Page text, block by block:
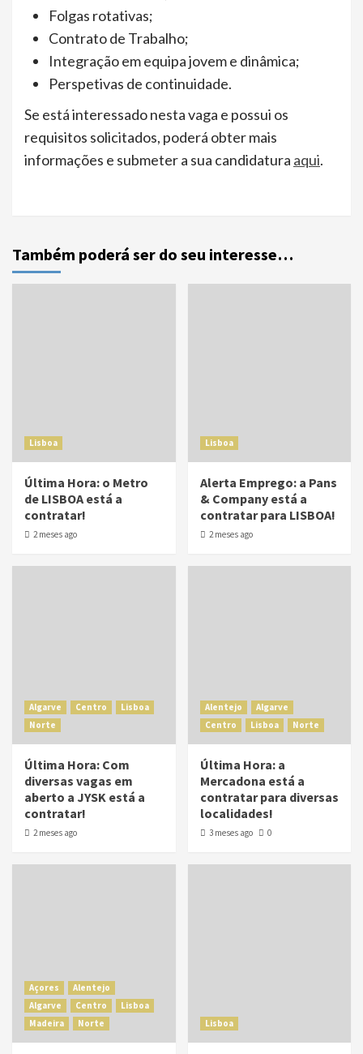
Folgas rotativas;
Contrato de Trabalho;
Integração em equipa jovem e dinâmica;
Perspetivas de continuidade.
Se está interessado nesta vaga e possui os
requisitos solicitados, poderá obter mais
informações e submeter a sua candidatura aqui.
Também poderá ser do seu interesse…
Lisboa
Última Hora: o Metro
de LISBOA está a
contratar!
2 meses ago
Lisboa
Alerta Emprego: a Pans
& Company está a
contratar para LISBOA!
2 meses ago
Algarve Centro
Lisboa
Norte
Última Hora: Com
diversas vagas em
aberto a JYSK está a
contratar!
2 meses ago
Alentejo
Algarve
Centro
Lisboa Norte
Última Hora: a
Mercadona está a
contratar para diversas
localidades!
3 meses ago 0
Açores
Alentejo
Algarve
Centro
Lisboa
Madeira
Norte Lisboa